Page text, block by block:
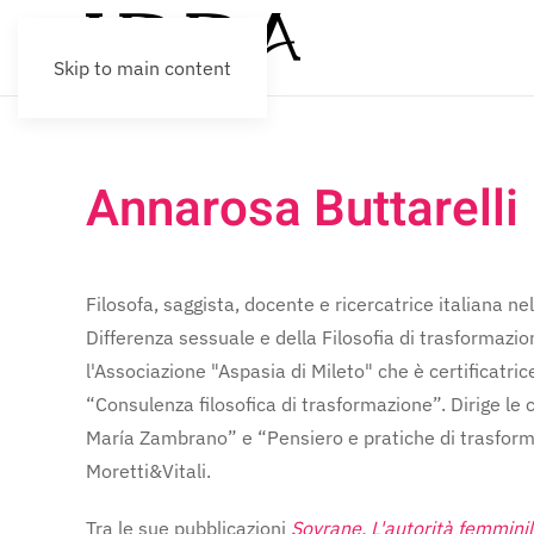
Skip to main content
Annarosa Buttarelli
Filosofa, saggista, docente e ricercatrice italiana
Differenza sessuale e della Filosofia di
l'Associazione "Aspasia di Mileto" che è
“Consulenza filosofica di trasformazione”. Dirige le
María Zambrano” e “Pensiero e pratiche di
Moretti&Vitali.
Tra le sue pubblicazioni Sovrane. L'autorità